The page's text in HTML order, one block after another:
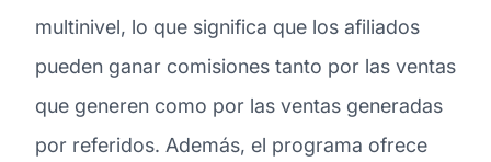
multinivel, lo que significa que los afiliados
pueden ganar comisiones tanto por las ventas
que generen como por las ventas generadas
por referidos. Además, el programa ofrece